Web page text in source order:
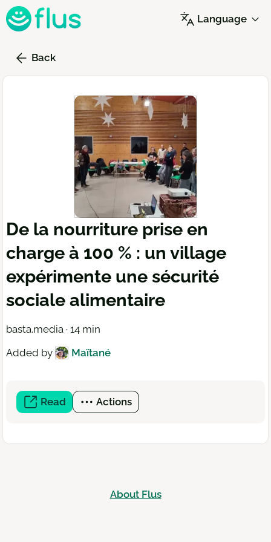
Skip
to
content
Language
Back
De la nourriture prise en
charge à 100 % : un village
expérimente une sécurité
sociale alimentaire
basta.media · 14 min
Added by
Maïtané
Read (open
a
window)
Actions
About Flus